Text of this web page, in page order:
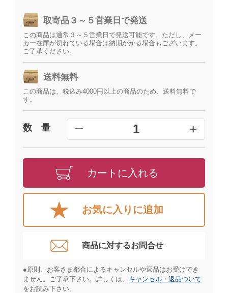
取寄品３～５営業日で発送
この商品は通常３～５営業日で発送可能です。ただし、メー
カー在庫が切れている場合は納期かかる場合もございます。
ご了承ください。
送料無料
この商品は、税込み4000円以上の商品のため、送料無料で
す。
数 量 ━ 1 +
カートに入れる
お気に入りに追加
商品に対するお問合せ​
●原則、お客さま都合によるキャンセルや返品はお受けでき
ません。ご了承下さい。詳しくは、 キャンセル・返品ついて
をお読み下さい。​